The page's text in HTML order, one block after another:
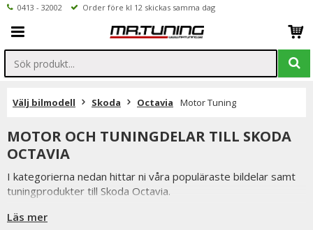
0413 - 32002 Order före kl 12 skickas samma dag
Välj bilmodell Skoda Octavia Motor Tuning
MOTOR OCH TUNINGDELAR TILL SKODA
OCTAVIA
I kategorierna nedan hittar ni våra populäraste bildelar samt
tuningprodukter till Skoda Octavia.
Är det ni undrar över eller saknar i vårt sortiment är ni
Läs mer